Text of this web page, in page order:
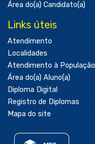
Área do(a) Candidato(a)
Links úteis
Atendimento
Localidades
Atendimento à População
Área do(a) Aluno(a)
Diploma Digital
Registro de Diplomas
Mapa do site